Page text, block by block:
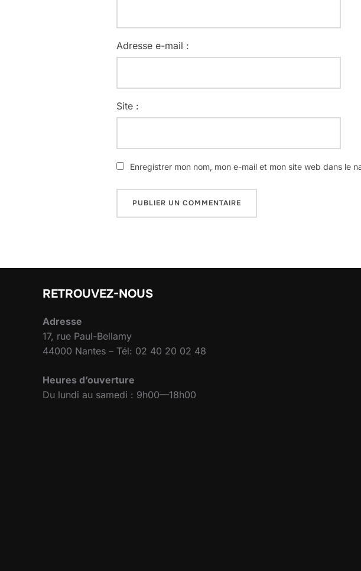
Adresse e-mail :
Site :
Enregistrer mon nom, mon e-mail et mon site web dans le
RETROUVEZ-NOUS
Adresse
17, rue Paul-Bellamy
44000 Nantes – Tél: 02 40 20 02 48
Heures d’ouverture
Du lundi au samedi : 9h00—18h00